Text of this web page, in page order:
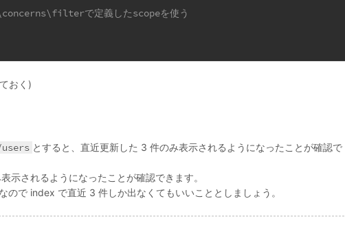
で定義したscopeを使う
おく)
とすると、直近更新した 3 件のみ表示されるようになったことが確認で
示されるようになったことが確認できます。
で index で直近 3 件しか出なくてもいいこととしましょう。